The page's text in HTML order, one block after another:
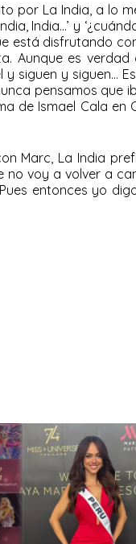
por La India, a lo
India…’ y
está disfrutando
Aunque es verdad
siguen y siguen…
pensamos que
de Ismael Cala en
Marc, La India
no voy a volver a
entonces yo